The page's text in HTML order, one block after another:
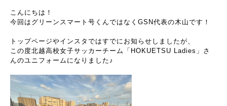
こんにちは！
今回はグリーンスマート号くんではなくGSN代表の木山です！
トップページやインスタではすでにお知らせしましたが、
この度北越高校女子サッカーチーム「HOKUETSU Ladies」さ
んのユニフォームになりました♪